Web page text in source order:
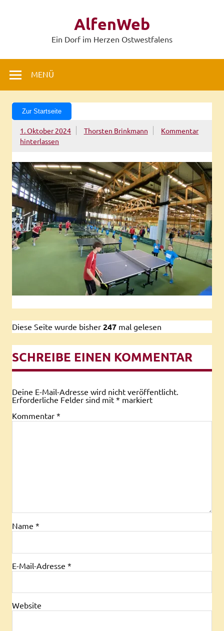
AlfenWeb
Ein Dorf im Herzen Ostwestfalens
MENÜ
Zur Startseite
1. Oktober 2024 Thorsten Brinkmann
Kommentar
hinterlassen
Diese Seite wurde bisher 247 mal gelesen
SCHREIBE EINEN KOMMENTAR
Deine E-Mail-Adresse wird nicht veröffentlicht.
Erforderliche Felder sind mit * markiert
Kommentar *
Name *
E-Mail-Adresse *
Website